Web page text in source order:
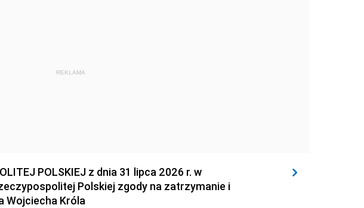
REKLAMA
POLSKIEJ z dnia 31 lipca 2026 r. w
Polskiej zgody na zatrzymanie i
Wojciecha Króla